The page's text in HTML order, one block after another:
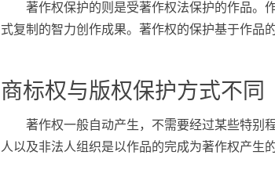
著作权保护的则是受著作权法保护的作品。
式复制的智力创作成果。著作权的保护基于作品
商标权与版权保护方式不同
著作权一般自动产生，不需要经过某些特别
人以及非法人组织是以作品的完成为著作权产生